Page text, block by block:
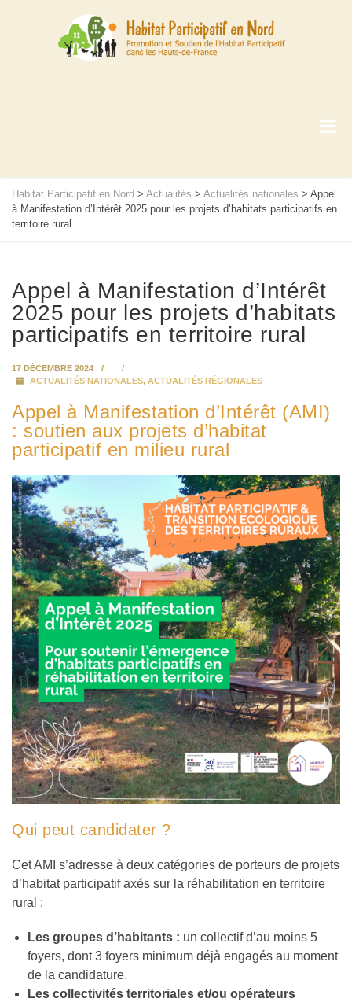
Habitat Participatif en Nord > Actualités > Actualités nationales > Appel
à Manifestation d’Intérêt 2025 pour les projets d’habitats participatifs en
territoire rural
Appel à Manifestation d’Intérêt
2025 pour les projets d’habitats
participatifs en territoire rural
17 DÉCEMBRE 2024
ACTUALITÉS NATIONALES, ACTUALITÉS RÉGIONALES
Appel à Manifestation d’Intérêt (AMI)
: soutien aux projets d’habitat
participatif en milieu rural
Qui peut candidater ?
Cet AMI s’adresse à deux catégories de porteurs de projets
d’habitat participatif axés sur la réhabilitation en territoire
rural :
Les groupes d’habitants : un collectif d’au moins 5
foyers, dont 3 foyers minimum déjà engagés au moment
de la candidature.
Les collectivités territoriales et/ou opérateurs